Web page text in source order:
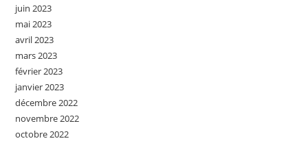
juin 2023
mai 2023
avril 2023
mars 2023
février 2023
janvier 2023
décembre 2022
novembre 2022
octobre 2022